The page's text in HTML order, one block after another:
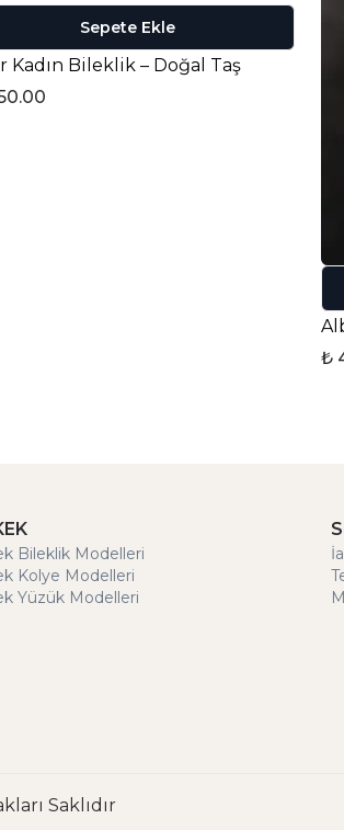
Sepete Ekle
Kadın Bileklik – Doğal Taş
₺
Bileklik Modelleri
Kolye Modelleri
Yüzük Modelleri
Saklıdır